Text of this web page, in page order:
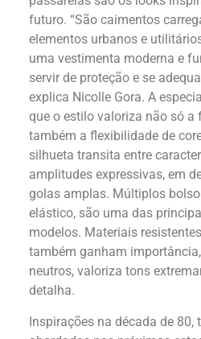
futuro. “São caimentos
elementos urbanos e
uma vestimenta moderna e
servir de proteção e se
explica Nicolle Gora. A
que o estilo valoriza não só a
também a flexibilidade de
silhueta transita entre
amplitudes expressivas, em
golas amplas. Múltiplos
elástico, são uma das
modelos. Materiais
também ganham
neutros, valoriza tons
detalha.
Inspirações na década de 80,